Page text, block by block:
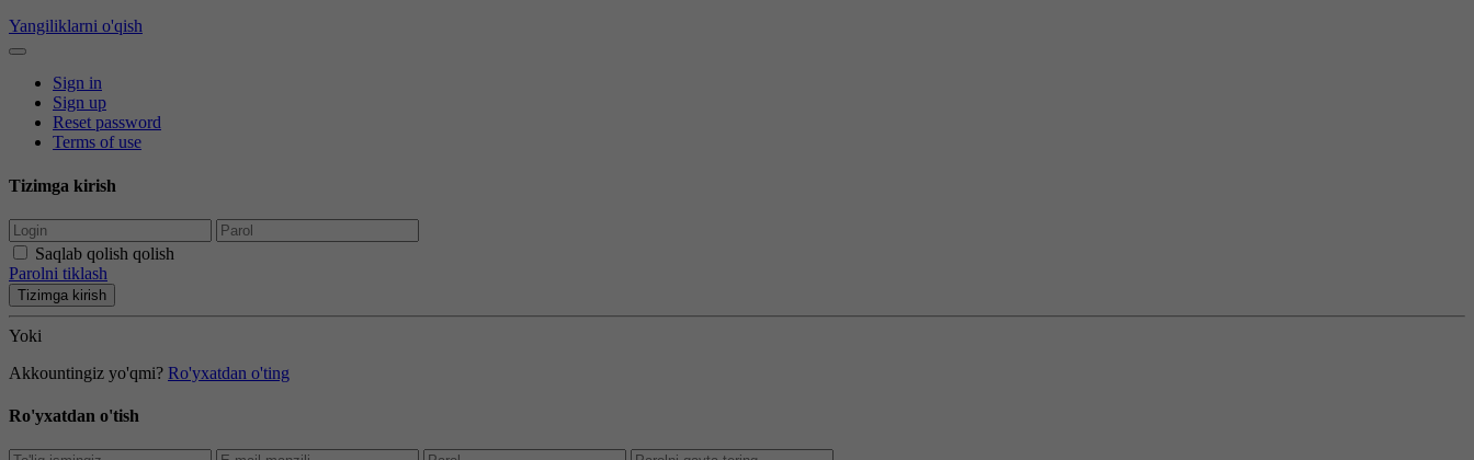
Yangiliklarni o'qish
Sign in
Sign up
Reset password
Terms of use
Tizimga kirish
Saqlab qolish qolish
Parolni tiklash
Tizimga kirish
Yoki
Akkountingiz yo'qmi? Ro'yxatdan o'ting
Ro'yxatdan o'tish